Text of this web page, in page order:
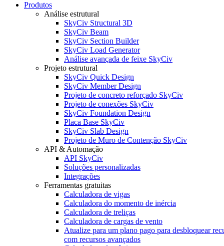
Produtos
Análise estrutural
SkyCiv Structural 3D
SkyCiv Beam
SkyCiv Section Builder
SkyCiv Load Generator
Análise avançada de feixe SkyCiv
Projeto estrutural
SkyCiv Quick Design
SkyCiv Member Design
Projeto de concreto reforçado SkyCiv
Projeto de conexões SkyCiv
SkyCiv Foundation Design
Placa Base SkyCiv
SkyCiv Slab Design
Projeto de Muro de Contenção SkyCiv
API & Automação
API SkyCiv
Soluções personalizadas
Integrações
Ferramentas gratuitas
Calculadora de vigas
Calculadora do momento de inércia
Calculadora de treliças
Calculadora de cargas de vento
Atualize para um plano pago para desbloquear
com recursos avançados